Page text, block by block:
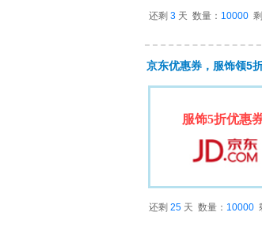
还剩 3 天 数量： 10000
京东优惠券，服饰领5
服饰5折优惠
还剩 25 天 数量： 10000